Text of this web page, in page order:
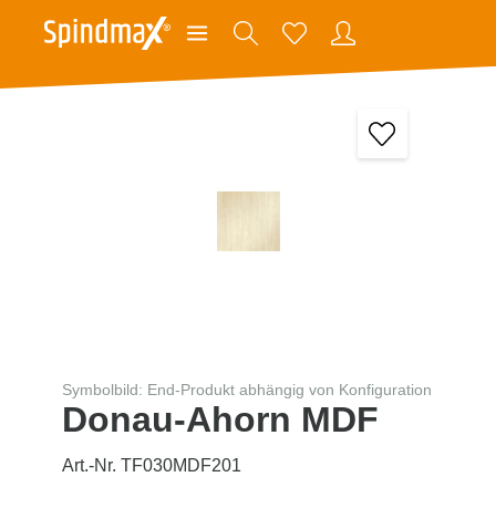
Symbolbild: End-Produkt abhängig von Konfiguration
Donau-Ahorn MDF
Art.-Nr. TF030MDF201